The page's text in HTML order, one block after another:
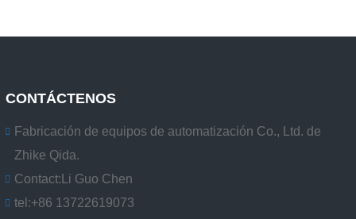
CONTÁCTENOS
Fabricación de equipos de automatización Co., Ltd. de
Zhike Qida.
Contact: Li Guo Chen
tel:+86 13722619073